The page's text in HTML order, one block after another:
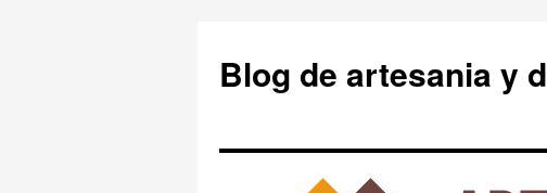
Blog de artesania y